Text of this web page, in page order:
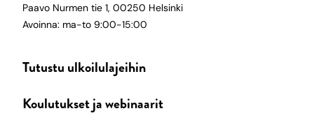
Paavo Nurmen tie 1, 00250 Helsinki
Avoinna: ma-to 9:00-15:00
Tutustu ulkoilulajeihin
Koulutukset ja webinaarit